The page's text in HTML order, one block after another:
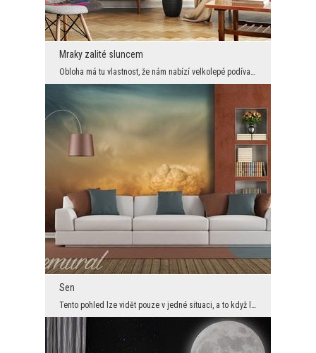
Mraky zalité sluncem
Obloha má tu vlastnost, že nám nabízí velkolepé podívané v kteroukoli denní či roční dobu. Nezbýv...
Sen
Tento pohled lze vidět pouze v jedné situaci, a to když létají letadlem. Tehdy mohou být mraky me...